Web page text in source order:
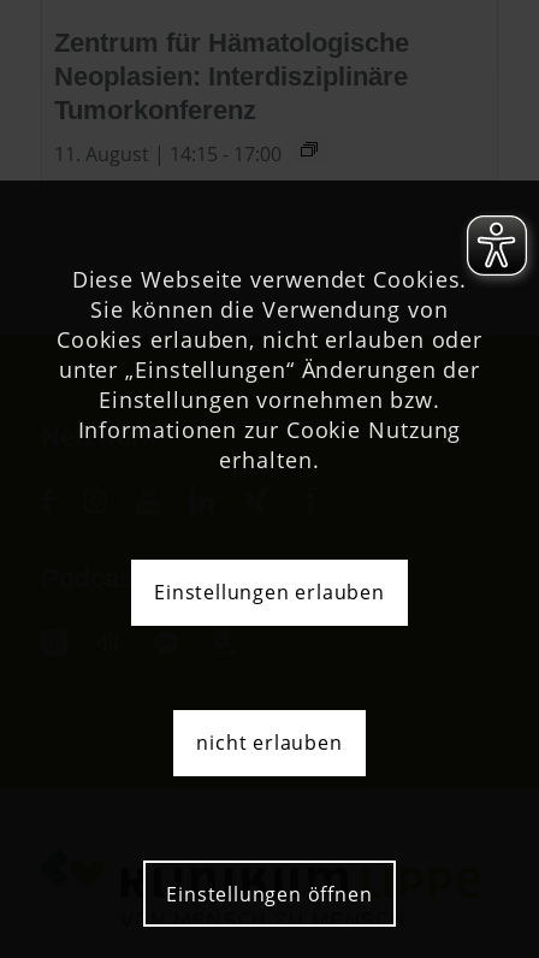
Zentrum für Hämatologische
Neoplasien: Interdisziplinäre
Tumorkonferenz
11. August | 14:15 - 17:00
Netzwerk
Diese Webseite verwendet Cookies.
Sie können die Verwendung von
Cookies erlauben, nicht erlauben oder
unter „Einstellungen“ Änderungen der
Einstellungen vornehmen bzw.
Informationen zur Cookie Nutzung
erhalten.
Einstellungen erlauben
nicht erlauben
Einstellungen öffnen